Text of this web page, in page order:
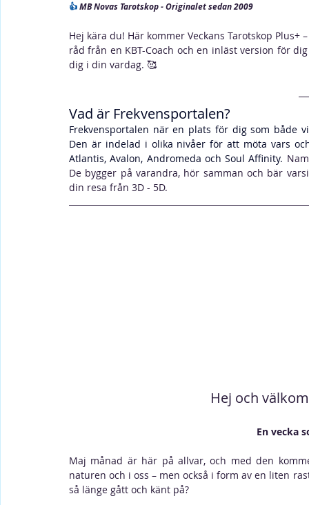
👍 MB Novas Tarotskop - Originalet sedan 2009
Hej kära du! Här kommer Veckans Tarotskop
råd från en KBT-Coach och en inläst version för
dig i din vardag. 🥰
Vad är Frekvensportalen?
Frekvensportalen när en plats för dig som både
Den är indelad i olika nivåer för att möta vars
Atlantis, Avalon, Andromeda och Soul Affinity.
De bygger på varandra, hör samman och bär
din resa från 3D - 5D.
Hej och
En vecka
Maj månad är här på allvar, och med den
naturen och i oss – men också i form av en liten
så länge gått och känt på?